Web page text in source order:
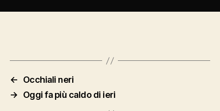
←
Occhiali neri
→
Oggi fa più caldo di ieri